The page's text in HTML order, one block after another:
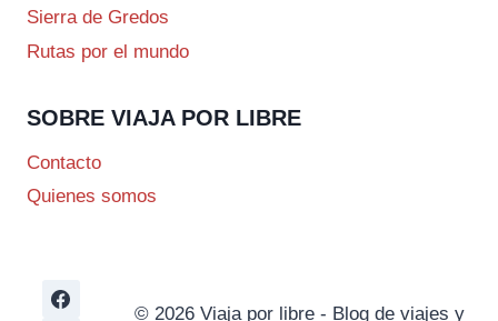
Sierra de Gredos
Rutas por el mundo
SOBRE VIAJA POR LIBRE
Contacto
Quienes somos
© 2026 Viaja por libre - Blog de viajes y